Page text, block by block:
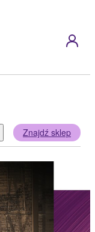
Znajdź sklep